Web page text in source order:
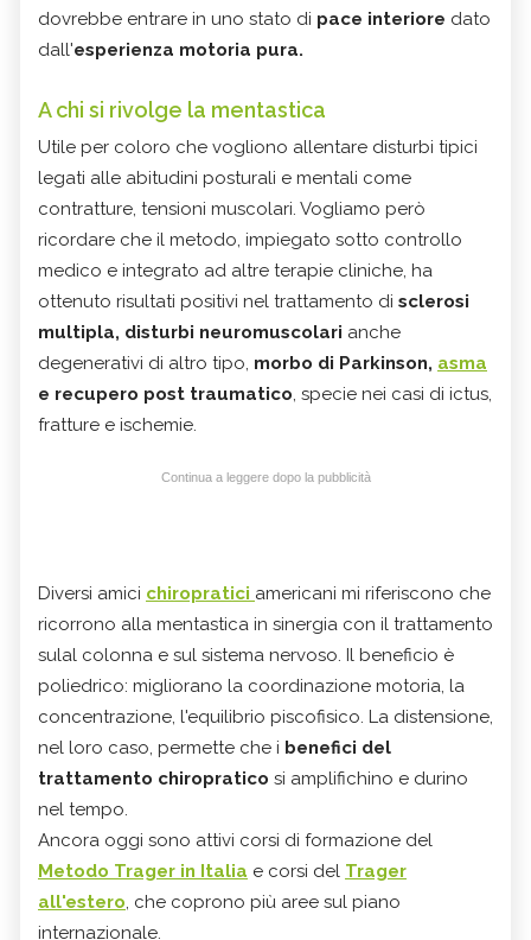
dovrebbe entrare in uno stato di pace interiore dato
dall'esperienza motoria pura.
A chi si rivolge la mentastica
Utile per coloro che vogliono allentare disturbi tipici
legati alle abitudini posturali e mentali come
contratture, tensioni muscolari. Vogliamo però
ricordare che il metodo, impiegato sotto controllo
medico e integrato ad altre terapie cliniche, ha
ottenuto risultati positivi nel trattamento di sclerosi
multipla, disturbi neuromuscolari anche
degenerativi di altro tipo, morbo di Parkinson, asma
e recupero post traumatico, specie nei casi di ictus,
fratture e ischemie.
Continua a leggere dopo la pubblicità
Diversi amici chiropratici americani mi riferiscono che
ricorrono alla mentastica in sinergia con il trattamento
sulal colonna e sul sistema nervoso. Il beneficio è
poliedrico: migliorano la coordinazione motoria, la
concentrazione, l'equilibrio piscofisico. La distensione,
nel loro caso, permette che i benefici del
trattamento chiropratico si amplifichino e durino
nel tempo.
Ancora oggi sono attivi corsi di formazione del
Metodo Trager in Italia e corsi del Trager
all'estero, che coprono più aree sul piano
internazionale.